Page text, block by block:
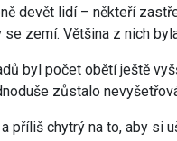
devět lidí – někteří
se zemí. Většina z nich
byl počet obětí ještě
zůstalo
příliš chytrý na to, aby si